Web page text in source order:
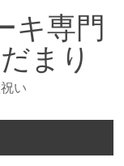
キ専門
まり
い